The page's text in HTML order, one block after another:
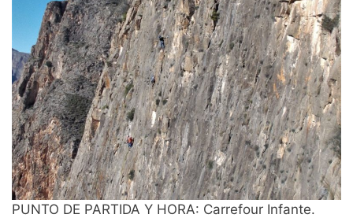
PUNTO DE PARTIDA Y HORA: Carrefour Infante.